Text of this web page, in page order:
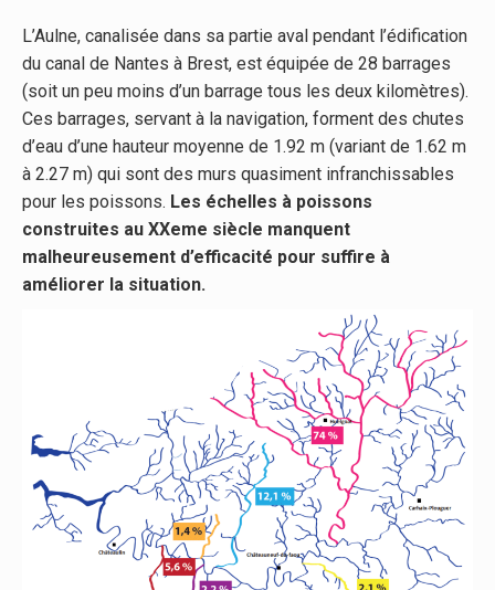
L’Aulne, canalisée dans sa partie aval pendant l’édification
du canal de Nantes à Brest, est équipée de 28 barrages
(soit un peu moins d’un barrage tous les deux kilomètres).
Ces barrages, servant à la navigation, forment des chutes
d’eau d’une hauteur moyenne de 1.92 m (variant de 1.62 m
à 2.27 m) qui sont des murs quasiment infranchissables
pour les poissons. Les échelles à poissons
construites au XXeme siècle manquent
malheureusement d’efficacité pour suffire à
améliorer la situation.